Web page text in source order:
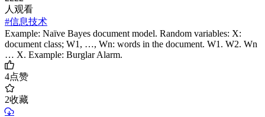
人观看
#信息技术
Example: Naïve Bayes document model. Random variables: X:
document class; W1, …, Wn: words in the document. W1. W2. Wn
… X. Example: Burglar Alarm.
4点赞
2收藏